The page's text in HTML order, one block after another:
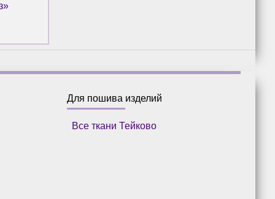
Для пошива изделий
Все ткани Тейково